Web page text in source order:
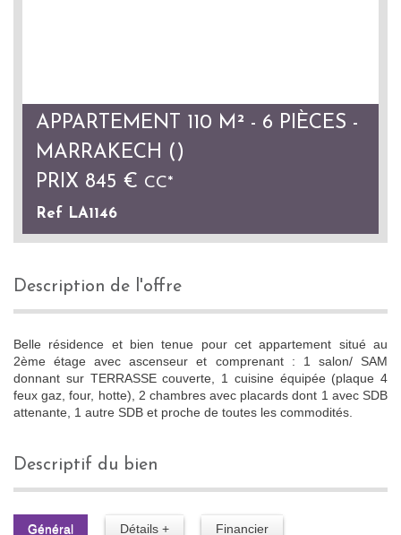
APPARTEMENT 110 M² - 6 PIÈCES -
MARRAKECH ()
PRIX 845 € CC*
Ref LA1146
description de l'offre
Belle résidence et bien tenue pour cet appartement situé au
2ème étage avec ascenseur et comprenant : 1 salon/ SAM
donnant sur TERRASSE couverte, 1 cuisine équipée (plaque 4
feux gaz, four, hotte), 2 chambres avec placards dont 1 avec SDB
attenante, 1 autre SDB et proche de toutes les commodités.
descriptif du bien
Général Détails + Financier